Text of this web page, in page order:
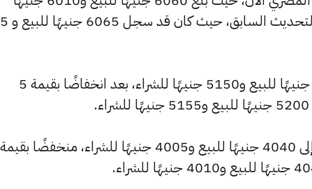
للشراء،
وانخفض سعر عيار 18 ليصل إلى 5195 جنيهًا للبيع و5150 جنيهًا للشراء، بعد انخفاضًا بقيمة 5